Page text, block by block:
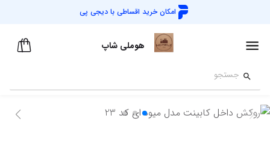
امکان خرید اقساطی با دیجی پی
هوملی شاپ